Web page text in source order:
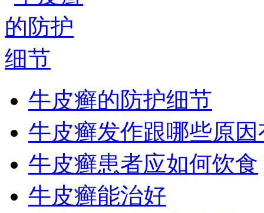
牛皮癣的防护细节
牛皮癣发作跟哪些原因
牛皮癣患者应如何饮食
牛皮癣能治好